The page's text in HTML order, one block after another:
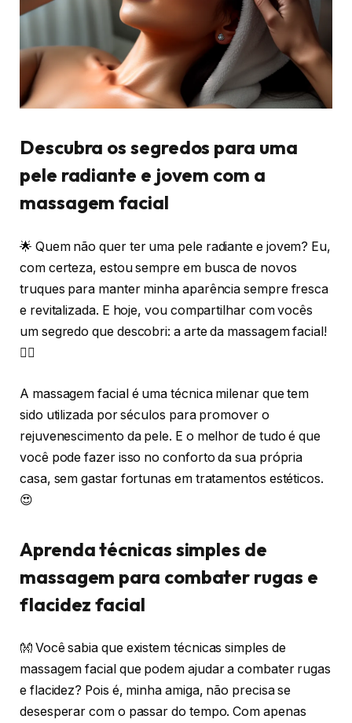
Descubra os segredos para uma
pele radiante e jovem com a
massagem facial
🌟 Quem não quer ter uma pele radiante e jovem? Eu,
com certeza, estou sempre em busca de novos
truques para manter minha aparência sempre fresca
e revitalizada. E hoje, vou compartilhar com vocês
um segredo que descobri: a arte da massagem facial!
💆‍♀️
A massagem facial é uma técnica milenar que tem
sido utilizada por séculos para promover o
rejuvenescimento da pele. E o melhor de tudo é que
você pode fazer isso no conforto da sua própria
casa, sem gastar fortunas em tratamentos estéticos.
😍
Aprenda técnicas simples de
massagem para combater rugas e
flacidez facial
👐 Você sabia que existem técnicas simples de
massagem facial que podem ajudar a combater rugas
e flacidez? Pois é, minha amiga, não precisa se
desesperar com o passar do tempo. Com apenas